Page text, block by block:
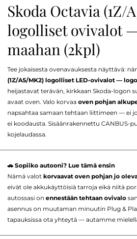
Skoda Octavia (1Z/
logolliset ovivalot
maahan (2kpl)
Tee jokaisesta ovenavauksesta näyttävä:
(1Z/A5/MK2) logolliset LED-ovivalot —
heijastavat terävän, kirkkaan Skoda-logon
avaat oven. Valo korvaa oven pohjan
napsahtaa samaan tehtaan liittimeen — ei
ei koodausta. Sisäänrakennettu CANBUS-
kojelaudassa.
🚗 Sopiiko autooni? Lue tämä ensin
Nämä valot korvaavat oven pohjan jo
eivät ole akkukäyttöisiä tarroja eikä niitä
autossasi on ennestään tehtaan ovivalo
asennus on muutaman minuutin Plug &
tapauksissa ota yhteytä — autamme